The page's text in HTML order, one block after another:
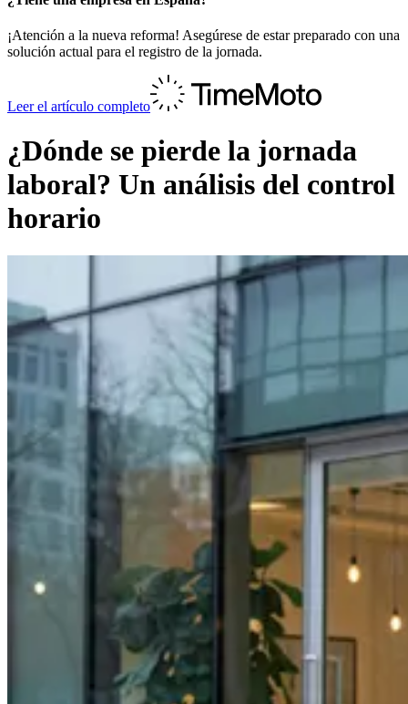
¡Atención a la nueva reforma! Asegúrese de estar preparado con una
solución actual para el registro de la jornada.
Leer el artículo completo
¿Dónde se pierde la jornada
laboral? Un análisis del control
horario